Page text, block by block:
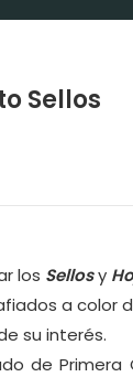
Sellos
los Sellosy
a color
su interés.
de